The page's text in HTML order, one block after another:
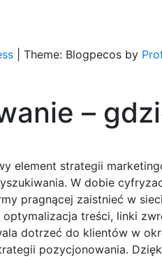
Theme: Blogpecos by
–
element strategii
W dobie
pragnącej zaistnieć w
treści, linki
dotrzeć do klientów w
pozycjonowania.